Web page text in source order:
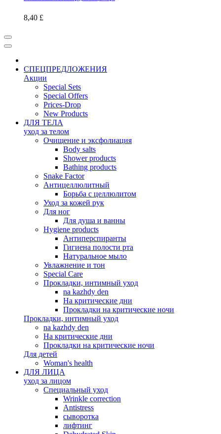
8,40 £
СПЕЦПРЕДЛОЖЕНИЯ
Акции
Special Sets
Special Offers
Prices-Drop
New Products
ДЛЯ ТЕЛА
уход за телом
Oчищение и эксфолиация
Body salts
Shower products
Bathing products
Snake Factor
Антицеллюлитный
Борьба с целлюлитом
Уход за кожей рук
Для ног
Для душа и ванны
Hygiene products
Антиперспиранты
Гигиена полости рта
Натуральное мыло
Увлажнение и тон
Special Care
Прокладки, интимный уход
na kazhdy den
На критические дни
Прокладки на критические ночи
Прокладки, интимный уход
na kazhdy den
На критические дни
Прокладки на критические ночи
Для детей
Woman's health
ДЛЯ ЛИЦА
уход за лицом
Специальный уход
Wrinkle correction
Antistress
сыворотка
лифтинг